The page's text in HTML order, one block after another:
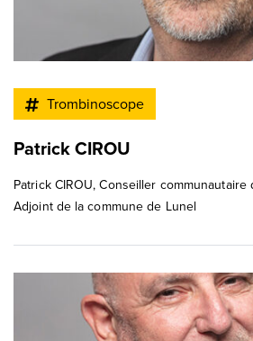
Trombinoscope
Patrick CIROU
Patrick CIROU, Conseiller
Adjoint de la commune de Lunel